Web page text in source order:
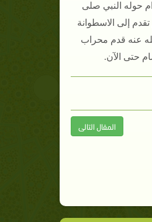
حوله النبي صلى
إلى الاسطوانة
عنه قدم محراب
حتى الآن.
المقال التالى